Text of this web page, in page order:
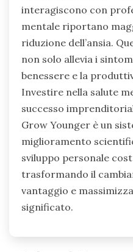
interagiscono con
mentale riportano
riduzione dell’ansia.
non solo allevia i
benessere e la
Investire nella salute
successo
Grow Younger è un
miglioramento
sviluppo personale
trasformando il
vantaggio e
significato.